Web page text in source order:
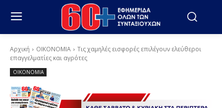
Αρχική ΟΙΚΟΝΟΜΙΑ
Τις χαμηλές εισφορές επιλέγουν ελεύθεροι
επαγγελματίες και αγρότες
ΟΙΚΟΝΟΜΙΑ